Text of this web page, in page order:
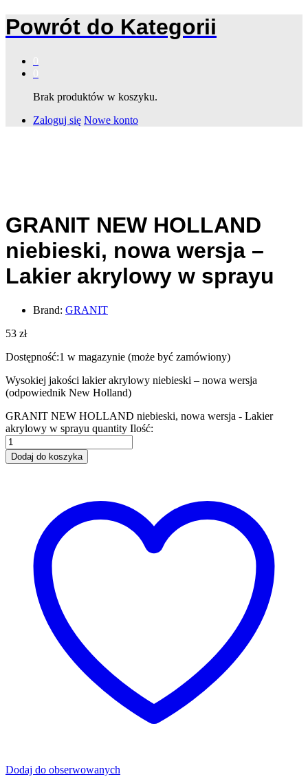
Powrót do Kategorii
Brak produktów w koszyku.
Zaloguj się Nowe konto
GRANIT NEW HOLLAND
niebieski, nowa wersja –
Lakier akrylowy w sprayu
Brand: GRANIT
53 zł
Dostępność:1 w magazynie (może być zamówiony)
Wysokiej jakości lakier akrylowy niebieski – nowa wersja
(odpowiednik New Holland)
GRANIT NEW HOLLAND niebieski, nowa wersja - Lakier
akrylowy w sprayu quantity Ilość:
Dodaj do koszyka
Dodaj do obserwowanych